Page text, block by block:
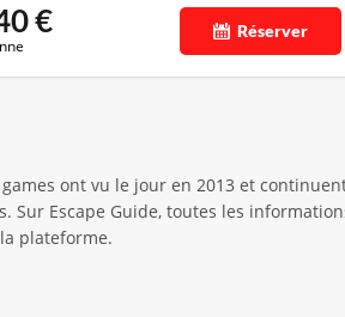
€ Réserver
games ont vu le jour en 2013 et
Sur Escape Guide, toutes les
plateforme.